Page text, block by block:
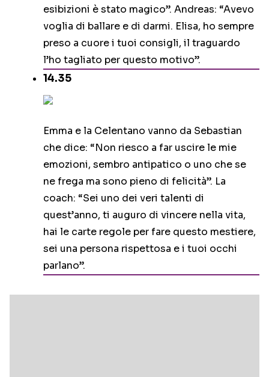
esibizioni è stato magico”. Andreas: “Avevo
voglia di ballare e di darmi. Elisa, ho sempre
preso a cuore i tuoi consigli, il traguardo
l’ho tagliato per questo motivo”.
14.35
Emma e la Celentano vanno da Sebastian
che dice: “Non riesco a far uscire le mie
emozioni, sembro antipatico o uno che se
ne frega ma sono pieno di felicità”. La
coach: “Sei uno dei veri talenti di
quest’anno, ti auguro di vincere nella vita,
hai le carte regole per fare questo mestiere,
sei una persona rispettosa e i tuoi occhi
parlano”.